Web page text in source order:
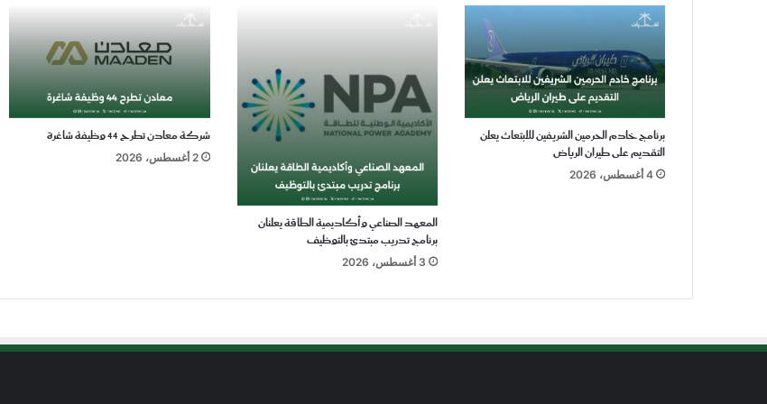
برنامج خادم الحرمين الشريفين للابتعاث يعلن
التقديم على طيران الرياض
4 أغسطس، 2026
المعهد الصناعي وأكاديمية الطاقة يعلنان
برنامج تدريب مبتدئ بالتوظيف
3 أغسطس، 2026
شركة معادن تطرح 44 وظيفة شاغرة
2 أغسطس، 2026